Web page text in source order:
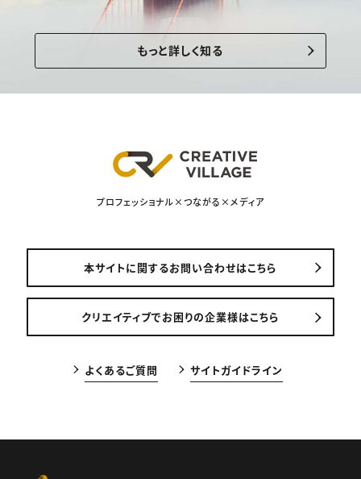
もっと詳しく知る
プロフェッショナル×つながる×メディア
本サイトに関するお問い合わせはこちら
クリエイティブでお困りの企業様はこちら
よくあるご質問 サイトガイドライン